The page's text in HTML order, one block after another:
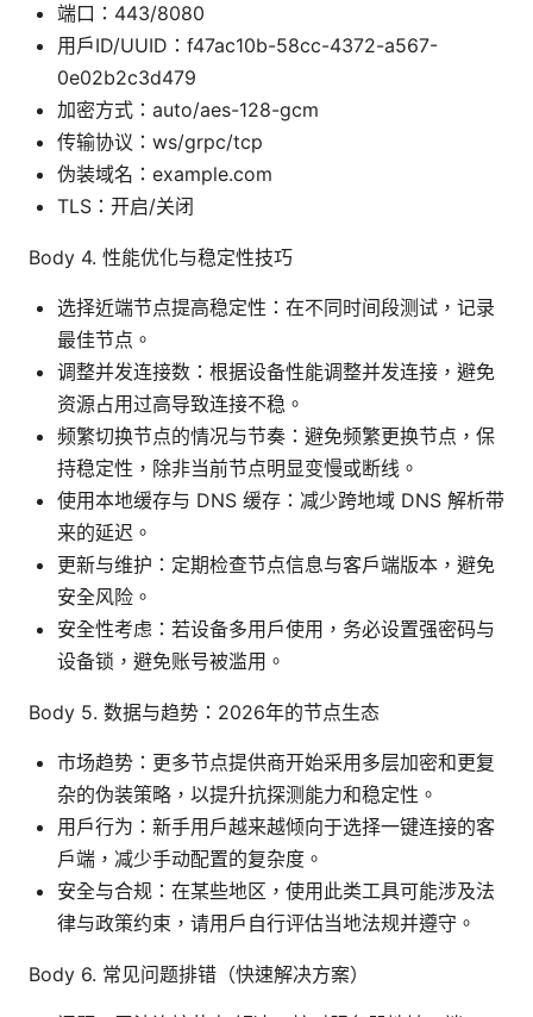
端口：443/8080
用户ID/UUID：f47ac10b-58cc-4372-a567-
0e02b2c3d479
加密方式：auto/aes-128-gcm
传输协议：ws/grpc/tcp
伪装域名：example.com
TLS：开启/关闭
Body 4. 性能优化与稳定性技巧
选择近端节点提高稳定性：在不同时间段测试，记录
最佳节点。
调整并发连接数：根据设备性能调整并发连接，避免
资源占用过高导致连接不稳。
频繁切换节点的情况与节奏：避免频繁更换节点，保
持稳定性，除非当前节点明显变慢或断线。
使用本地缓存与 DNS 缓存：减少跨地域 DNS 解析带
来的延迟。
更新与维护：定期检查节点信息与客户端版本，避免
安全风险。
安全性考虑：若设备多用户使用，务必设置强密码与
设备锁，避免账号被滥用。
Body 5. 数据与趋势：2026年的节点生态
市场趋势：更多节点提供商开始采用多层加密和更复
杂的伪装策略，以提升抗探测能力和稳定性。
用户行为：新手用户越来越倾向于选择一键连接的客
户端，减少手动配置的复杂度。
安全与合规：在某些地区，使用此类工具可能涉及法
律与政策约束，请用户自行评估当地法规并遵守。
Body 6. 常见问题排错（快速解决方案）